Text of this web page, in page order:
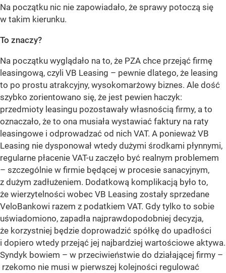
Na początku nic nie zapowiadało, że sprawy potoczą się
w takim kierunku.
To znaczy?
Na początku wyglądało na to, że PZA chce przejąć firmę
leasingową, czyli VB Leasing – pewnie dlatego, że leasing
to po prostu atrakcyjny, wysokomarżowy biznes. Ale dość
szybko zorientowano się, że jest pewien haczyk:
przedmioty leasingu pozostawały własnością firmy, a to
oznaczało, że to ona musiała wystawiać faktury na raty
leasingowe i odprowadzać od nich VAT. A ponieważ VB
Leasing nie dysponował wtedy dużymi środkami płynnymi,
regularne płacenie VAT-u zaczęło być realnym problemem
– szczególnie w firmie będącej w procesie sanacyjnym,
z dużym zadłużeniem. Dodatkową komplikacją było to,
że wierzytelności wobec VB Leasing zostały sprzedane
VeloBankowi razem z podatkiem VAT. Gdy tylko to sobie
uświadomiono, zapadła najprawdopodobniej decyzja,
że korzystniej będzie doprowadzić spółkę do upadłości
i dopiero wtedy przejąć jej najbardziej wartościowe aktywa.
Syndyk bowiem – w przeciwieństwie do działającej firmy –
rzekomo nie musi w pierwszej kolejności regulować